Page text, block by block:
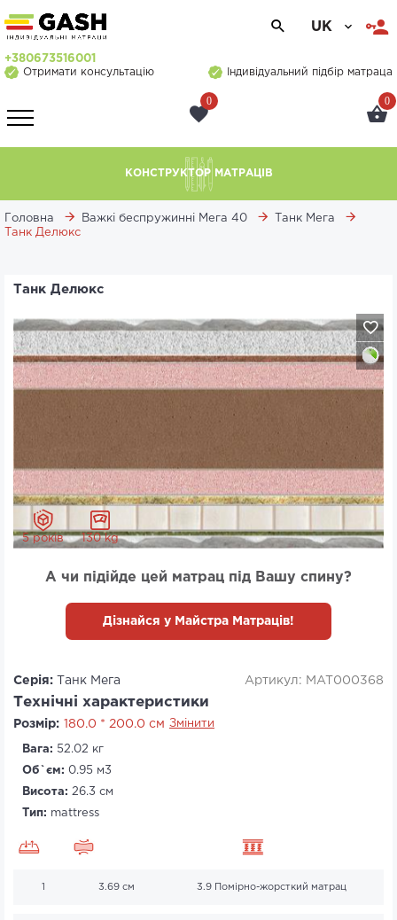
UK
+380673516001
Отримати консультацію
Індивідуальний підбір матраца
0 0
КОНСТРУКТОР МАТРАЦІВ
Головна Важкі беспружинні Мега 40
Танк Мега
Танк Делюкс
Танк Делюкс
5 років 130 kg
А чи підійде цей матрац під Вашу спину?
Дізнайся у Майстра Матраців!
Серія: Танк Мега Артикул: MAT000368
Технічні характеристики
Розмір: 180.0 * 200.0 см Змінити
Вага: 52.02 кг
Об`єм: 0.95 м3
Висота: 26.3 см
Тип: mattress
1 3.69 см 3.9 Помірно-жорсткий матрац